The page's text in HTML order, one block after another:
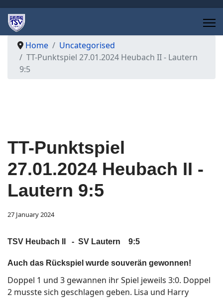
Home
Uncategorised
TT-Punktspiel 27.01.2024 Heubach II - Lautern
9:5
TT-Punktspiel
27.01.2024 Heubach II -
Lautern 9:5
27 January 2024
TSV Heubach II - SV Lautern 9:5
Auch das Rückspiel wurde souverän gewonnen!
Doppel 1 und 3 gewannen ihr Spiel jeweils 3:0. Doppel
2 musste sich geschlagen geben. Lisa und Harry